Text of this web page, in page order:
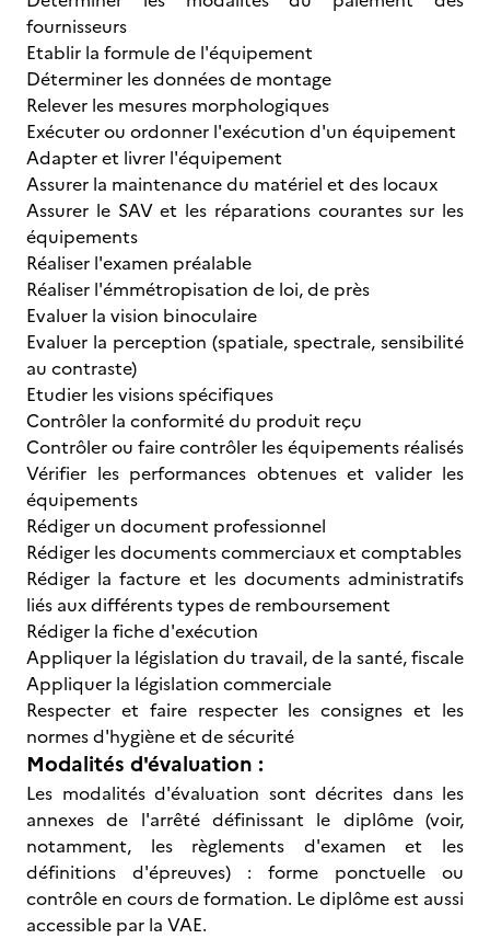
fournisseurs
Etablir la formule de l'équipement
Déterminer les données de montage
Relever les mesures morphologiques
Exécuter ou ordonner l'exécution d'un équipement
Adapter et livrer l'équipement
Assurer la maintenance du matériel et des locaux
Assurer le SAV et les réparations courantes sur les
équipements
Réaliser l'examen préalable
Réaliser l'émmétropisation de loi, de près
Evaluer la vision binoculaire
Evaluer la perception (spatiale, spectrale, sensibilité
au contraste)
Etudier les visions spécifiques
Contrôler la conformité du produit reçu
Contrôler ou faire contrôler les équipements réalisés
Vérifier les performances obtenues et valider les
équipements
Rédiger un document professionnel
Rédiger les documents commerciaux et comptables
Rédiger la facture et les documents administratifs
liés aux différents types de remboursement
Rédiger la fiche d'exécution
Appliquer la législation du travail, de la santé, fiscale
Appliquer la législation commerciale
Respecter et faire respecter les consignes et les
normes d'hygiène et de sécurité
Modalités d'évaluation :
Les modalités d'évaluation sont décrites dans les
annexes de l'arrêté définissant le diplôme (voir,
notamment, les règlements d'examen et les
définitions d'épreuves) : forme ponctuelle ou
contrôle en cours de formation. Le diplôme est aussi
accessible par la VAE.